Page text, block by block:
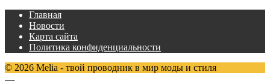
Главная
Новости
Карта сайта
Политика конфиденциальности
© 2026 Melia - твой проводник в мир моды и стиля